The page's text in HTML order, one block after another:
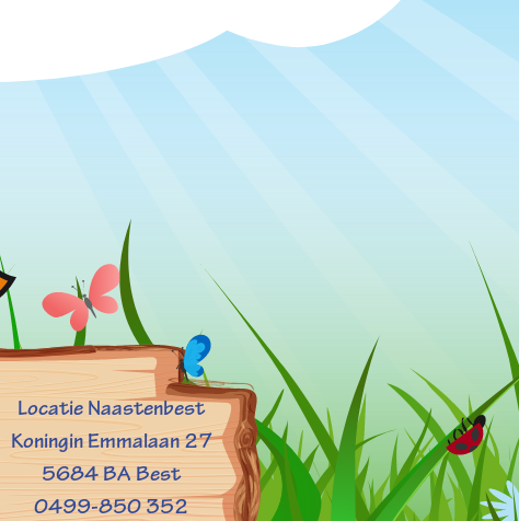
Locatie Naastenbest
Koningin Emmalaan 27
5684 BA Best
0499-850 352